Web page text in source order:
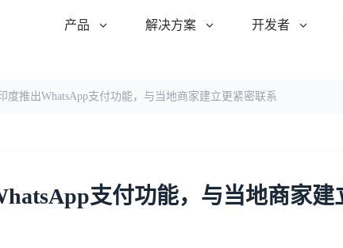
产品 解决方案 开发者
度推出WhatsApp支付功能，与当地商家建立更紧密联系
支付功能，与当地商家建